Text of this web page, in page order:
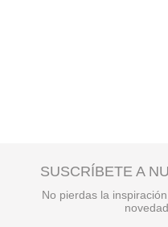
SUSCRÍBETE A
No pierdas la